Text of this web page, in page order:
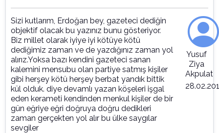
Sizi kutlarım, Erdoğan bey, gazeteci dediğin
objektif olacak bu yazınız bunu gösteriyor.
Biz millet olarak iyiye iyi kötüye kötü
dediğimiz zaman ve de yazdığınız zaman yol
alırız.Yoksa bazı kendini gazeteci sanan
kalemini mensubu olan partiye satmış kişiler
gibi herşey kötü herşey berbat yandık bittik
kül olduk. diye devamlı yazan köşeleri işgal
eden kerameti kendinden menkul kişiler de bir
gün eğriye eğri doğruya doğru dedikleri
zaman gerçekten yol alır bu ülke saygılar
sevgiler
Yusuf
Ziya
Akpulat